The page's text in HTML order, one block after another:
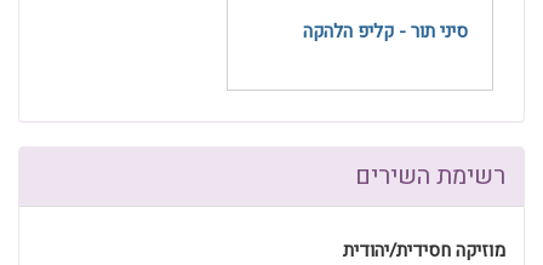
סיני תור - קליפ הלהקה
רשימת השירים
מוזיקה חסידית/יהודית